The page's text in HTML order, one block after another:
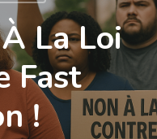
La Loi
Fast
!